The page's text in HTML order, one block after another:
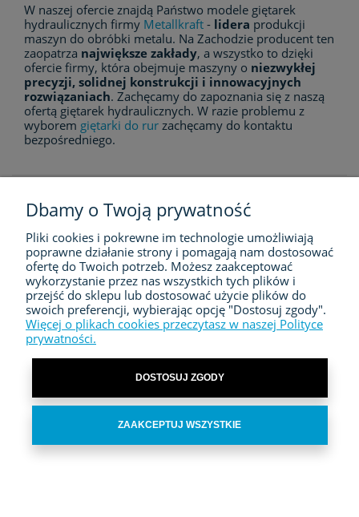
W naszej ofercie znajdą Państwo modele giętarek
hydraulicznych firmy Metallkraft - lidera produkcji
maszyn do obróbki metalu. Na Zachodzie producent ten
zaopatrza największe zakłady, a wszystko to dzięki
ofercie firmy, która obejmuje maszyny o niezwykłej
precyzji, solidnej konstrukcji i innowacyjnych
rozwiązaniach. Zachęcamy do zapoznania się z naszą
ofertą giętarek hydraulicznych. W razie problemu z
wyborem giętarki do rur zachęcamy do kontaktu
bezpośredniego.
FIRMA
ZAKUPY
MOJE KONTO
KONTAKT
Dbamy o Twoją prywatność
Pliki cookies i pokrewne im technologie umożliwiają
poprawne działanie strony i pomagają nam dostosować
ofertę do Twoich potrzeb. Możesz zaakceptować
wykorzystanie przez nas wszystkich tych plików i
przejść do sklepu lub dostosować użycie plików do
swoich preferencji, wybierając opcję "Dostosuj zgody".
Więcej o plikach cookies przeczytasz w naszej Polityce
prywatności.
DOSTOSUJ ZGODY
ZAAKCEPTUJ WSZYSTKIE